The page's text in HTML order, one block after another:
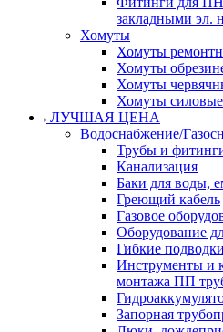
закладными эл.
Хомуты
Хомуты
Хомуты
Хомуты
Хомуты силовые
ЛУЧШАЯ ЦЕНА
Водоснабжение/
Трубы и
Канализация
Баки для воды,
Греющий кабель
Газовое
Оборудование
Гибкие подводки
Инструменты и
монтажа ПП
Запорная